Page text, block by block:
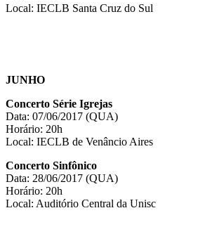
Local: IECLB Santa Cruz do Sul
JUNHO
Concerto Série Igrejas
Data: 07/06/2017 (QUA)
Horário: 20h
Local: IECLB de Venâncio Aires
Concerto Sinfônico
Data: 28/06/2017 (QUA)
Horário: 20h
Local: Auditório Central da Unisc